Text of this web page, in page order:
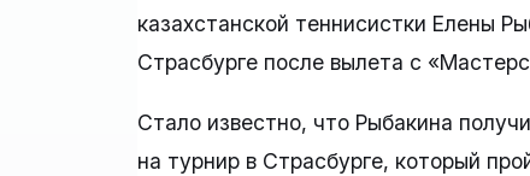
казахстанской теннисистки Елены
Страсбурге после вылета с
Стало известно, что Рыбакина
на турнир в Страсбурге, который